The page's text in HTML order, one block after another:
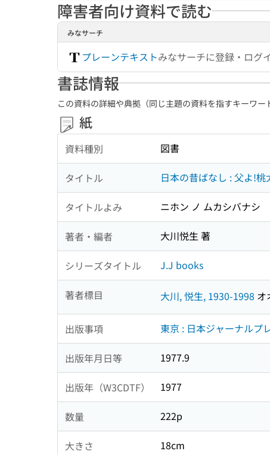
障害者向け資料で読む
みなサーチ
プレーンテキストみなサーチに登録・ログ
書誌情報
この資料の詳細や典拠（同じ主題の資料を指すキーワー
紙
資料種別 図書
タイトル 日本の昔ばなし : 父よ!
タイトルよみ ニホン ノ ムカシバナシ
著者・編者 大川悦生 著
シリーズタイトル J.J books
著者標目 大川, 悦生, 1930-1998 オ
出版事項 東京 : 日本ジャーナルプ
出版年月日等 1977.9
出版年（W3CDTF） 1977
数量 222p
大きさ 18cm